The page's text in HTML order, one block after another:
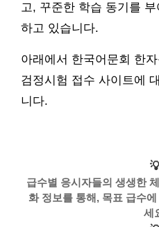
고, 꾸준한 학습 동기를
하고 있습니다.
아래에서 한국어문회 한
검정시험 접수 사이트에
니다.
급수별 응시자들의 생생한
화 정보를 통해, 목표 급수
세